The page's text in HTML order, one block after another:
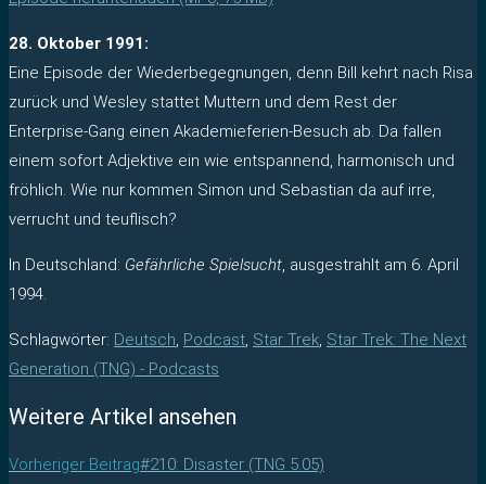
28. Oktober 1991:
Eine Episode der Wiederbegegnungen, denn Bill kehrt nach Risa
zurück und Wesley stattet Muttern und dem Rest der
Enterprise-Gang einen Akademieferien-Besuch ab. Da fallen
einem sofort Adjektive ein wie entspannend, harmonisch und
fröhlich. Wie nur kommen Simon und Sebastian da auf irre,
verrucht und teuflisch?
In Deutschland: Gefährliche Spielsucht, ausgestrahlt am 6. April
1994.
Schlagwörter: Deutsch, Podcast, Star Trek, Star Trek: The Next
Generation (TNG) - Podcasts
Weitere Artikel ansehen
Vorheriger Beitrag#210: Disaster (TNG 5.05)